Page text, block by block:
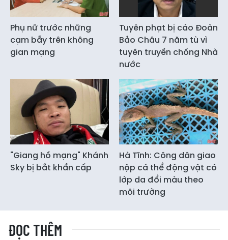
Phụ nữ trước những
cạm bẫy trên không
gian mạng
Tuyên phạt bị cáo Đoàn
Bảo Châu 7 năm tù vì
tuyên truyền chống Nhà
nước
"Giang hồ mạng" Khánh
Sky bị bắt khẩn cấp
Hà Tĩnh: Công dân giao
nộp cá thể động vật có
lớp da đổi màu theo
môi trường
ĐỌC THÊM